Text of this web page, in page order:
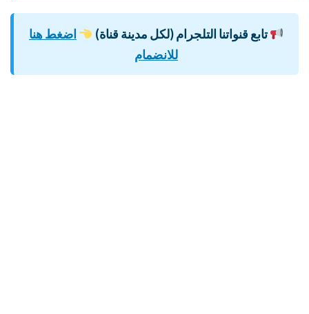
تابع قنواتنا التلجرام (لكل مدينة قناة)
اضغط هنا
للانضمام